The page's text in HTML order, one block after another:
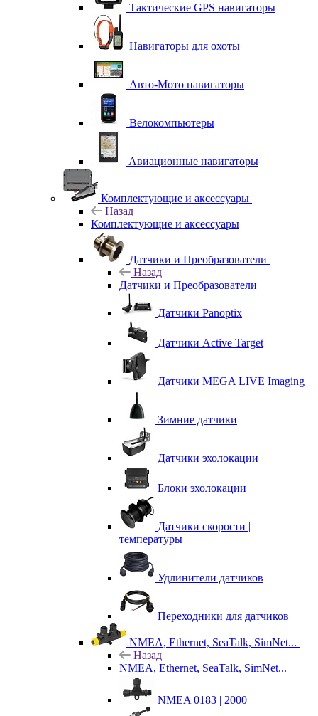
Тактические GPS навигаторы
Навигаторы для охоты
Авто-Мото навигаторы
Велокомпьютеры
Авиационные навигаторы
Комплектующие и аксессуары
Назад
Комплектующие и аксессуары
Датчики и Преобразователи
Назад
Датчики и Преобразователи
Датчики Panoptix
Датчики Active Target
Датчики MEGA LIVE Imaging
Зимние датчики
Датчики эхолокации
Блоки эхолокации
Датчики скорости |
температуры
Удлинители датчиков
Переходники для датчиков
NMEA, Ethernet, SeaTalk, SimNet...
Назад
NMEA, Ethernet, SeaTalk, SimNet...
NMEA 0183 | 2000